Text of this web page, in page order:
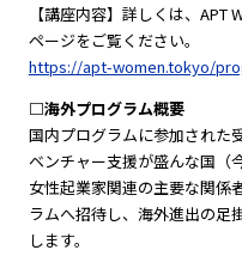
【講座内容】詳しくは、APT
ページをご覧ください。
https://apt-women.tokyo/
□海外プログラム概要
国内プログラムに参加された
ベンチャー支援が盛んな国（
女性起業家関連の主要な関係
ラムへ招待し、海外進出の足
します。